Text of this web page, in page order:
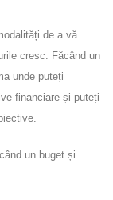
de a vă
cresc. Făcând un
unde puteți
financiare și puteți
un buget și